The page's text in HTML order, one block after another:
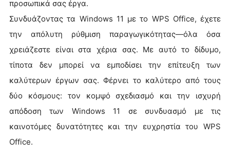
προσωπικά σας έργα.
Συνδυάζοντας τα Windows 11 με το WPS Office, έχετε
την απόλυτη ρύθμιση παραγωγικότητας—όλα όσα
χρειάζεστε είναι στα χέρια σας. Με αυτό το δίδυμο,
τίποτα δεν μπορεί να εμποδίσει την επίτευξη των
καλύτερων έργων σας. Φέρνει το καλύτερο από τους
δύο κόσμους: τον κομψό σχεδιασμό και την ισχυρή
απόδοση των Windows 11 σε συνδυασμό με τις
καινοτόμες δυνατότητες και την ευχρηστία του WPS
Office.